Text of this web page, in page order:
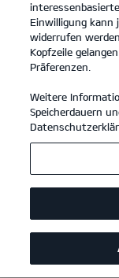
Einwilligung
widerrufen
Kopfzeile
Präferenzen.
Weitere
Speicherdauern